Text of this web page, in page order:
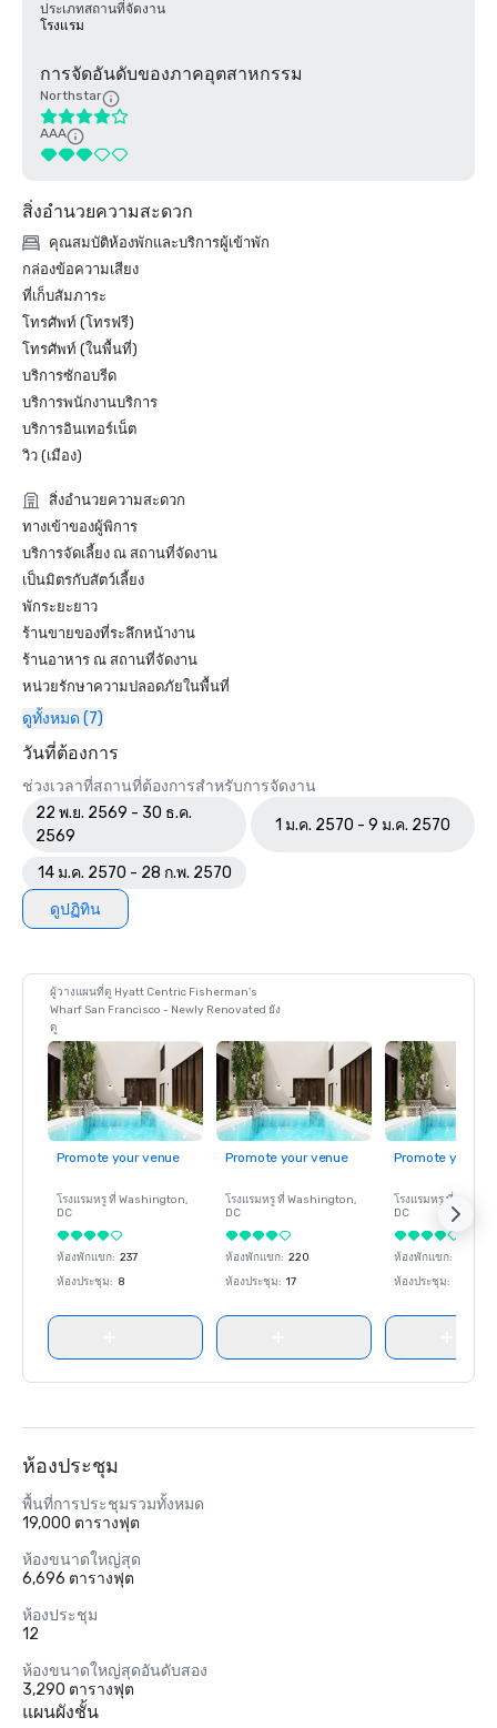
ประเภทสถานที่จัดงาน
โรงแรม
การจัดอันดับของภาคอุตสาหกรรม
Northstar
AAA
สิ่งอำนวยความสะดวก
คุณสมบัติห้องพักและบริการผู้เข้าพัก
กล่องข้อความเสียง
ที่เก็บสัมภาระ
โทรศัพท์ (โทรฟรี)
โทรศัพท์ (ในพื้นที่)
บริการซักอบรีด
บริการพนักงานบริการ
บริการอินเทอร์เน็ต
วิว (เมือง)
สิ่งอำนวยความสะดวก
ทางเข้าของผู้พิการ
บริการจัดเลี้ยง ณ สถานที่จัดงาน
เป็นมิตรกับสัตว์เลี้ยง
พักระยะยาว
ร้านขายของที่ระลึกหน้างาน
ร้านอาหาร ณ สถานที่จัดงาน
หน่วยรักษาความปลอดภัยในพื้นที่
ดูทั้งหมด (7)
วันที่ต้องการ
ช่วงเวลาที่สถานที่ต้องการสำหรับการจัดงาน
22 พ.ย. 2569 - 30 ธ.ค.
2569
1 ม.ค. 2570 - 9 ม.ค. 2570
14 ม.ค. 2570 - 28 ก.พ. 2570
ดูปฏิทิน
ผู้วางแผนที่ดู Hyatt Centric Fisherman's
Wharf San Francisco - Newly Renovated ยัง
ดู
Promote your venue
โรงแรมหรู ที่ Washington,
DC
ห้องพักแขก: 237
ห้องประชุม: 8
Promote your venue
โรงแรมหรู ที่ Washington,
DC
ห้องพักแขก: 220
ห้องประชุม: 17
Promote your
โรงแรมหรู ที่
DC
ห้องพักแขก:
ห้องประชุม:
ห้องประชุม
พื้นที่การประชุมรวมทั้งหมด
19,000 ตารางฟุต
ห้องขนาดใหญ่สุด
6,696 ตารางฟุต
ห้องประชุม
12
ห้องขนาดใหญ่สุดอันดับสอง
3,290 ตารางฟุต
แผนผังชั้น